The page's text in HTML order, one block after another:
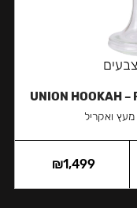
UNION HOOKAH –
מעץ ואקריל
₪1,499